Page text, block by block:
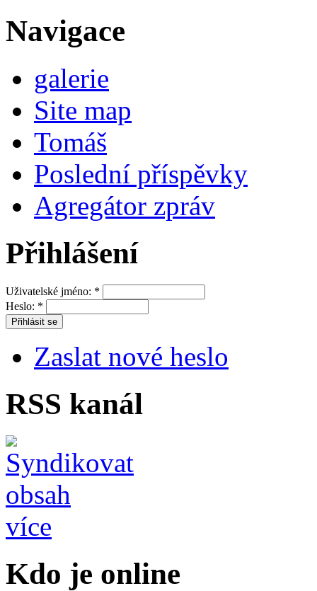
Navigace
galerie
Site map
Tomáš
Poslední příspěvky
Agregátor zpráv
Přihlášení
Uživatelské jméno: *
Heslo: *
Zaslat nové heslo
RSS kanál
více
Kdo je online